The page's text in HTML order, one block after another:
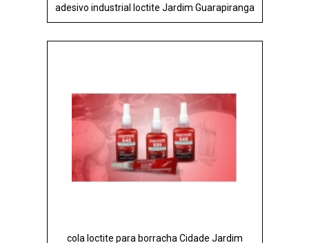
adesivo industrial loctite Jardim Guarapiranga
cola loctite para borracha Cidade Jardim